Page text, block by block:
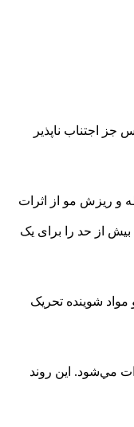
اجتناب ناپذیر
و ریزش مو از اثرات
از حد را برای یک
شوینده تحریک
مي‌شود. این روند